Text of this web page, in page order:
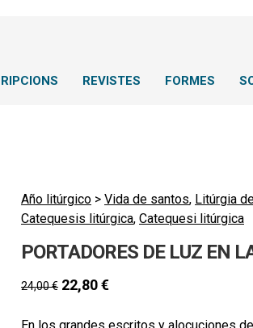
REVISTES FORMES
Año litúrgico > Vida de santos, Litúrgia
Catequesis litúrgica, Catequesi litúrgica
PORTADORES DE LUZ EN
24,00€ 22,80€